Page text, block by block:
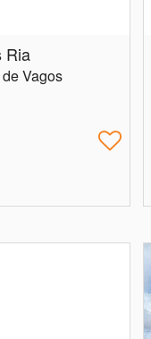
Ria
Vagos